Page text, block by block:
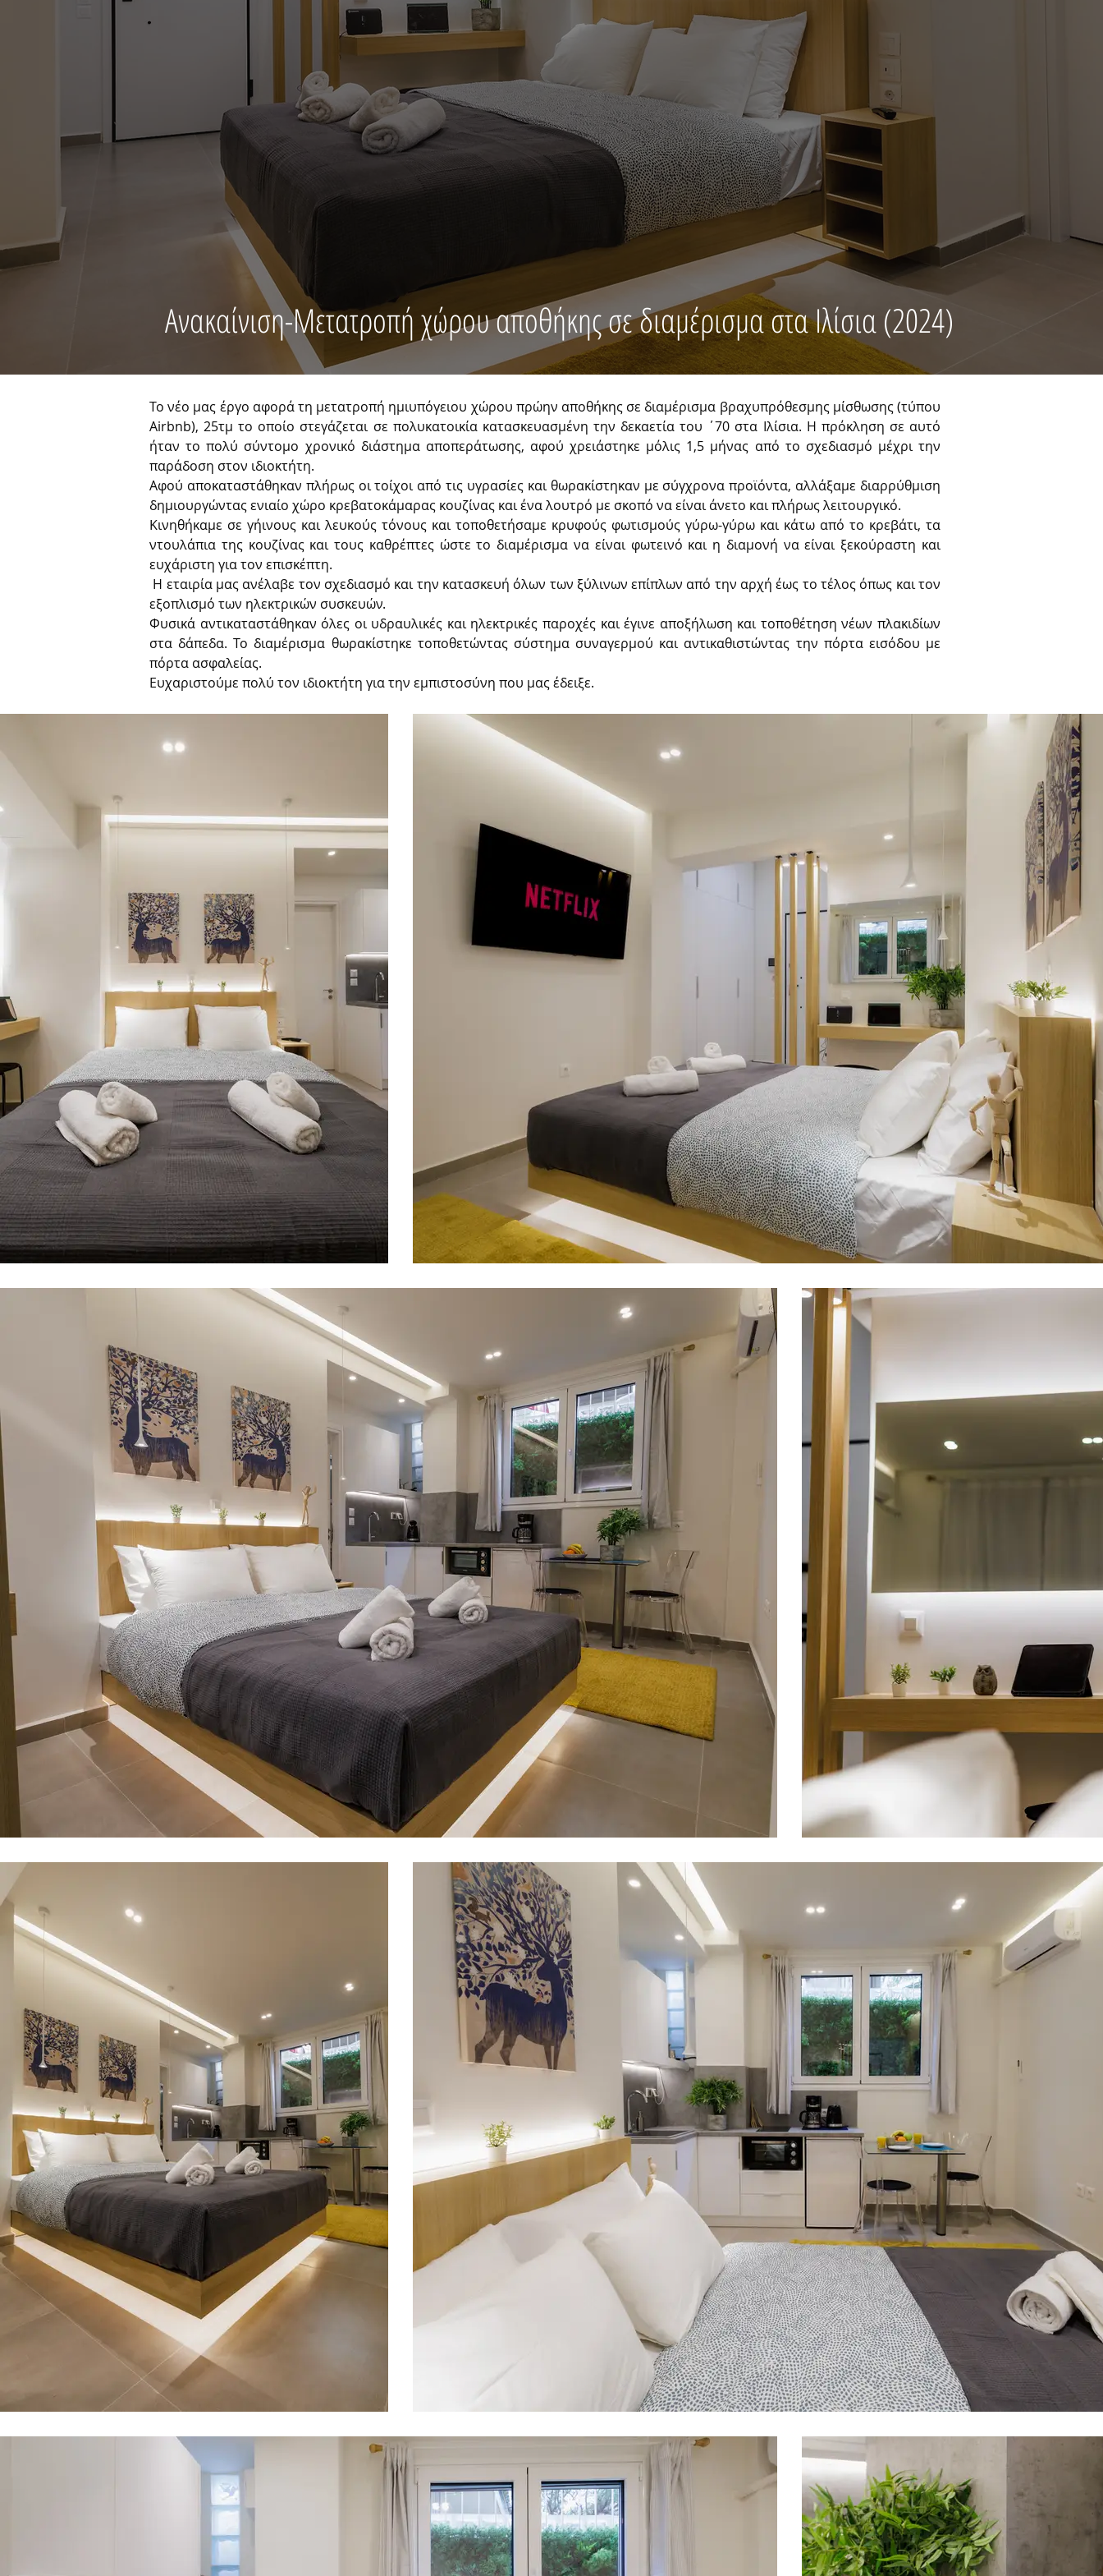
Airbnb), 25τμ το οποίο στεγάζεται σε πολυκατοικία κατασκευασμένη την δεκαετία του ΄70 στα Ιλίσια. Η πρόκληση σε αυτό
ήταν το πολύ σύντομο χρονικό διάστημα αποπεράτωσης, αφού χρειάστηκε μόλις 1,5 μήνας από το σχεδιασμό μέχρι την
παράδοση στον ιδιοκτήτη.
Αφού αποκαταστάθηκαν πλήρως οι τοίχοι από τις υγρασίες και θωρακίστηκαν με σύγχρονα προϊόντα, αλλάξαμε διαρρύθμιση
δημιουργώντας ενιαίο χώρο κρεβατοκάμαρας κουζίνας και ένα λουτρό με σκοπό να είναι άνετο και πλήρως λειτουργικό.
Κινηθήκαμε σε γήινους και λευκούς τόνους και τοποθετήσαμε κρυφούς φωτισμούς γύρω-γύρω και κάτω από το κρεβάτι, τα
ντουλάπια της κουζίνας και τους καθρέπτες ώστε το διαμέρισμα να είναι φωτεινό και η διαμονή να είναι ξεκούραστη και
ευχάριστη για τον επισκέπτη.
Η εταιρία μας ανέλαβε τον σχεδιασμό και την κατασκευή όλων των ξύλινων επίπλων από την αρχή έως το τέλος όπως και τον
εξοπλισμό των ηλεκτρικών συσκευών.
Φυσικά αντικαταστάθηκαν όλες οι υδραυλικές και ηλεκτρικές παροχές και έγινε αποξήλωση και τοποθέτηση νέων πλακιδίων
στα δάπεδα. Το διαμέρισμα θωρακίστηκε τοποθετώντας σύστημα συναγερμού και αντικαθιστώντας την πόρτα εισόδου με
πόρτα ασφαλείας.
Ευχαριστούμε πολύ τον ιδιοκτήτη για την εμπιστοσύνη που μας έδειξε.
Ανακαίνιση-Μετατροπή χώρου αποθήκης σε διαμέρισμα στα Ιλίσια (2024)